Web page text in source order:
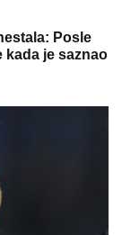
Posle
kada je saznao